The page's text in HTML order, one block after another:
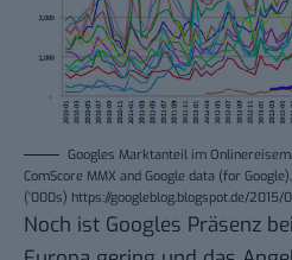
Googles Marktanteil im
ComScore MMX and Google data (for
(‘000s) https://googleblog.blogspot.de/
Noch ist Googles Präsenz